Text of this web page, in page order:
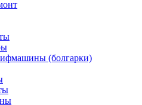
(болгарки)